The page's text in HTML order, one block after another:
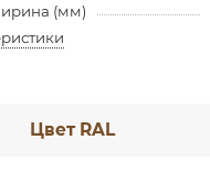
(мм)
Цвет RAL